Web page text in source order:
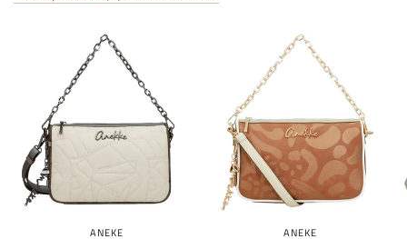
ANEKE ANEKE